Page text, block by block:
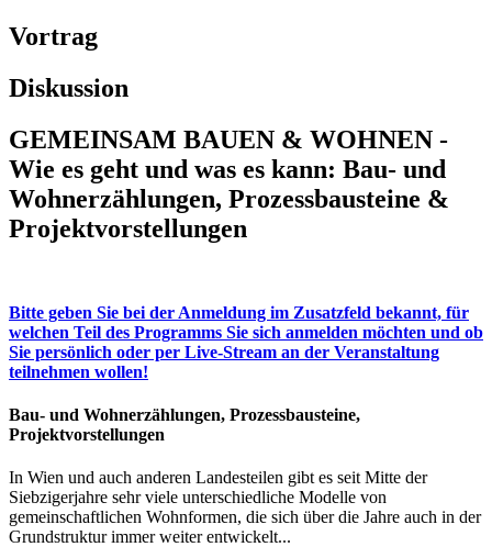
Vortrag
Diskussion
GEMEINSAM BAUEN & WOHNEN -
Wie es geht und was es kann: Bau- und
Wohnerzählungen, Prozessbausteine &
Projektvorstellungen
Bitte geben Sie bei der Anmeldung im Zusatzfeld bekannt, für
welchen Teil des Programms Sie sich anmelden möchten und ob
Sie persönlich oder per Live-Stream an der Veranstaltung
teilnehmen wollen!
Bau- und Wohnerzählungen, Prozessbausteine,
Projektvorstellungen
In Wien und auch anderen Landesteilen gibt es seit Mitte der
Siebzigerjahre sehr viele unterschiedliche Modelle von
gemeinschaftlichen Wohnformen, die sich über die Jahre auch in der
Grundstruktur immer weiter entwickelt...